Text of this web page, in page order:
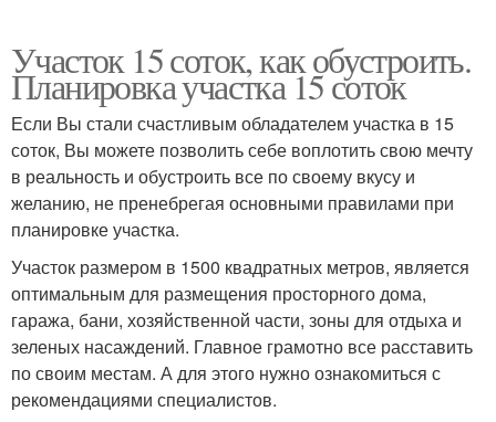
Участок 15 соток, как обустроить.
Планировка участка 15 соток
Если Вы стали счастливым обладателем участка в 15
соток, Вы можете позволить себе воплотить свою мечту
в реальность и обустроить все по своему вкусу и
желанию, не пренебрегая основными правилами при
планировке участка.
Участок размером в 1500 квадратных метров, является
оптимальным для размещения просторного дома,
гаража, бани, хозяйственной части, зоны для отдыха и
зеленых насаждений. Главное грамотно все расставить
по своим местам. А для этого нужно ознакомиться с
рекомендациями специалистов.